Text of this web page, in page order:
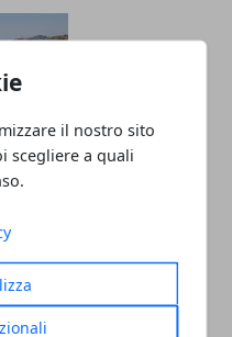
il nostro sito
scegliere a quali